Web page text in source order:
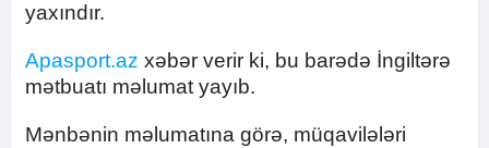
yaxındır.
Apasport.az xəbər verir ki, bu barədə İngiltərə
mətbuatı məlumat yayıb.
Mənbənin məlumatına görə, müqavilələri